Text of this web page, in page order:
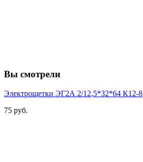
Вы смотрели
Электрощетки ЭГ2А 2/12,5*32*64 К12-8
75 руб.